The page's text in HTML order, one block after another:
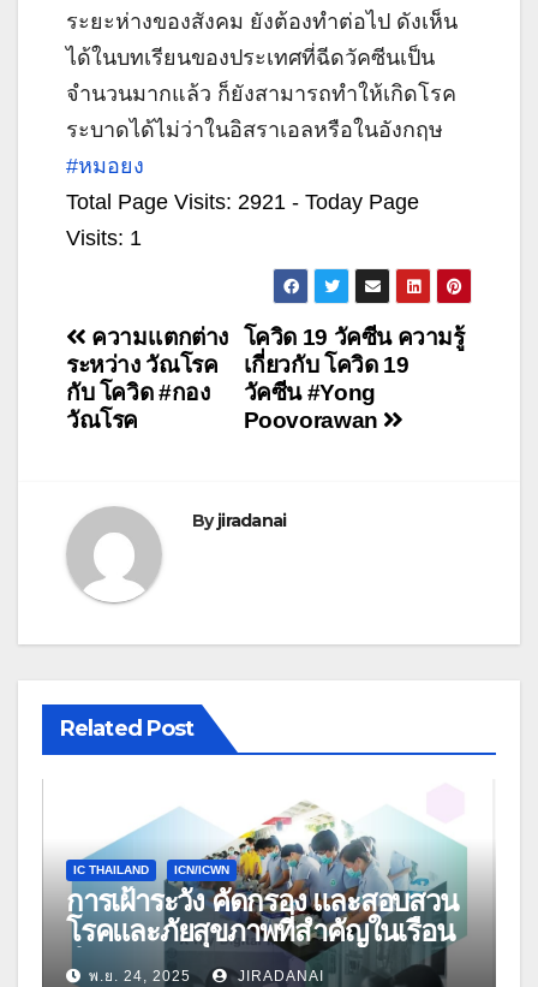
ระยะห่างของสังคม ยังต้องทำต่อไป ดังเห็น
ได้ในบทเรียนของประเทศที่ฉีดวัคซีนเป็น
จำนวนมากแล้ว ก็ยังสามารถทำให้เกิดโรค
ระบาดได้ไม่ว่าในอิสราเอลหรือในอังกฤษ
#หมอยง
Total Page Visits: 2921 - Today Page
Visits: 1
แนะแนว
เรื่อง
โควิด 19 วัคซีน ความรู้
เกี่ยวกับ โควิด 19
วัคซีน #Yong
Poovorawan
ความเเตกต่าง
ระหว่าง วัณโรค
กับ โควิด #กอง
วัณโรค
Byjiradanai
Related Post
IC THAILAND ICN/ICWN
การเฝ้าระวัง คัดกรอง และสอบสวน
โรคและภัยสุขภาพที่สำคัญในเรือน
จำ พ.ย. 24, 2025 JIRADANAI